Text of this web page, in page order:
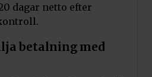
dagar netto efter
betalning med